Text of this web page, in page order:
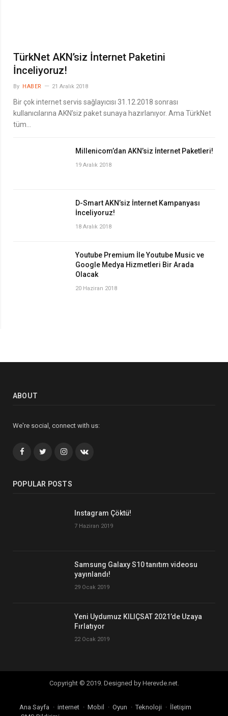
TürkNet AKN’siz İnternet Paketini
İnceliyoruz!
By HABER 21 Aralık 2018
Bir çok internet servis sağlayıcısı 31.12.2018 sonrası
kullanıcılarına AKN’siz paket sunaya hazırlanıyor. Ama TürkNet
tüm…
Millenicom’dan AKN’siz İnternet Paketleri!
19 Aralık 2018
D-Smart AKN’siz İnternet Kampanyası
İnceliyoruz!
18 Aralık 2018
Youtube Premium İle Youtube Music ve
Google Medya Hizmetleri Bir Arada
Olacak
20 Haziran 2018
ABOUT
We're social, connect with us:
FacebookTwitterİnstagram+
VK
POPULAR POSTS
Instagram Çöktü!
7 Haziran 2019
Samsung Galaxy S10 tanıtım videosu
yayınlandı!
29 Ocak 2019
Yeni Uydumuz KILIÇSAT 2021’de Uzaya
Fırlatıyor
22 Ocak 2019
Copyright © 2019. Designed by Herevde.net.
Ana Sayfa internet Mobil Oyun Teknoloji
İletişim